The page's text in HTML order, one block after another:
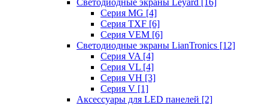
Светодиодные экраны Leyard [16]
Серия MG [4]
Серия TXF [6]
Серия VEM [6]
Светодиодные экраны LianTronics [12]
Серия VA [4]
Серия VL [4]
Серия VH [3]
Серия V [1]
Аксессуары для LED панелей [2]